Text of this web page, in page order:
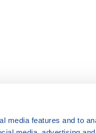
media features and to